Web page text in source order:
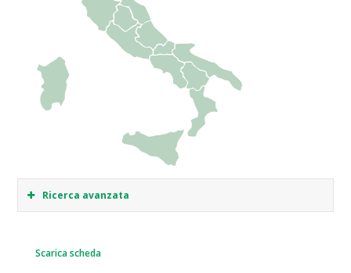
Ricerca avanzata
Scarica scheda